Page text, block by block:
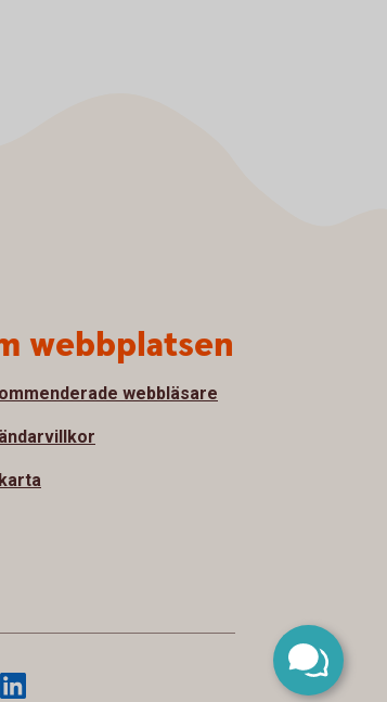
webbplatsen
webbläsare